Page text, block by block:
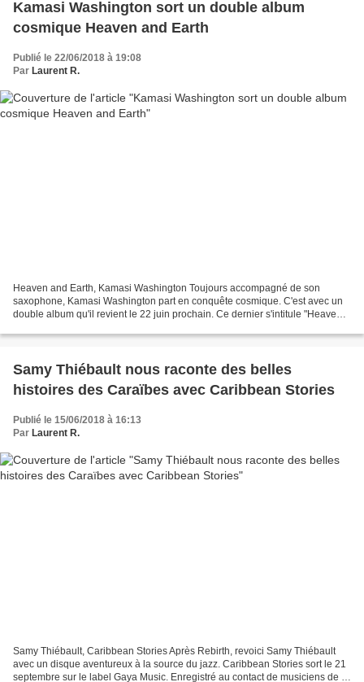
Kamasi Washington sort un double album
cosmique Heaven and Earth
Publié le 22/06/2018 à 19:08
Par Laurent R.
Heaven and Earth, Kamasi Washington Toujours accompagné de son
saxophone, Kamasi Washington part en conquête cosmique. C'est avec un
double album qu'il revient le 22 juin prochain. Ce dernier s'intitule "Heaven
Samy Thiébault nous raconte des belles
histoires des Caraïbes avec Caribbean Stories
Publié le 15/06/2018 à 16:13
Par Laurent R.
Samy Thiébault, Caribbean Stories Après Rebirth, revoici Samy Thiébault
avec un disque aventureux à la source du jazz. Caribbean Stories sort le 21
septembre sur le label Gaya Music. Enregistré au contact de musiciens de la